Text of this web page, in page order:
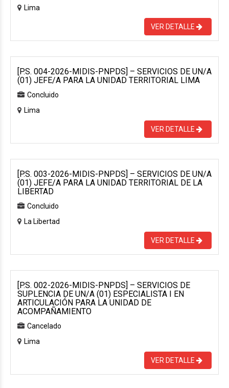
Lima
VER DETALLE
[P.S. 004-2026-MIDIS-PNPDS] – SERVICIOS DE UN/A
(01) JEFE/A PARA LA UNIDAD TERRITORIAL LIMA
Concluido
Lima
VER DETALLE
[P.S. 003-2026-MIDIS-PNPDS] – SERVICIOS DE UN/A
(01) JEFE/A PARA LA UNIDAD TERRITORIAL DE LA
LIBERTAD
Concluido
La Libertad
VER DETALLE
[P.S. 002-2026-MIDIS-PNPDS] – SERVICIOS DE
SUPLENCIA DE UN/A (01) ESPECIALISTA I EN
ARTICULACIÓN PARA LA UNIDAD DE
ACOMPAÑAMIENTO
Cancelado
Lima
VER DETALLE